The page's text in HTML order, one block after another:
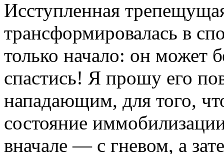
Исступленная
трансформировалась в
только начало: он может
спастись! Я прошу его
нападающим, для того,
состояние
вначале — с гневом, а